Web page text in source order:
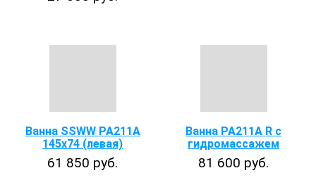
Ванна SSWW PA211A
145х74 (левая)
61 850 руб.
Ванна PA211A R с
гидромассажем
81 600 руб.